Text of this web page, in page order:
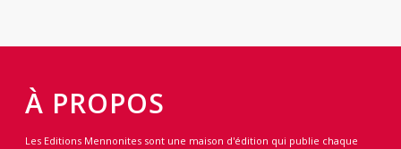
À PROPOS
Les Editions Mennonites sont une maison d'édition qui publie chaque